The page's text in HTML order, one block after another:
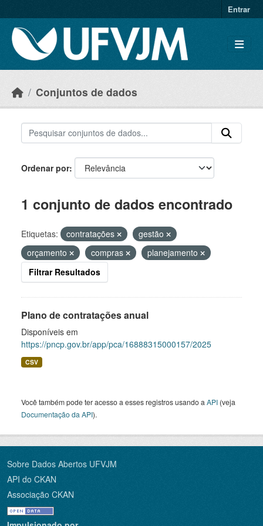
Entrar
Conjuntos de dados
Ordenar por
1 conjunto de dados encontrado
Etiquetas: contratações
gestão
orçamento
compras
planejamento
Filtrar Resultados
Plano de contratações anual
Disponíveis em
https://pncp.gov.br/app/pca/16888315000157/2025
CSV
Você também pode ter acesso a esses registros usando a API (veja
Documentação da API).
Sobre Dados Abertos UFVJM
API do CKAN
Associação CKAN